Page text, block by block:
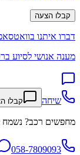
קבלו הצעה
דברו איתנו
מענה אנושי לסיוע
שיחה קבלו
מחפשים רכב? נשמח
058-7809093